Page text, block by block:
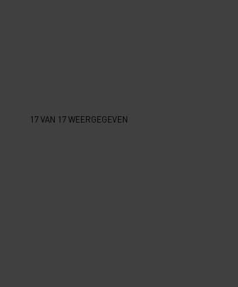
17 VAN 17 WEERGEGEVEN